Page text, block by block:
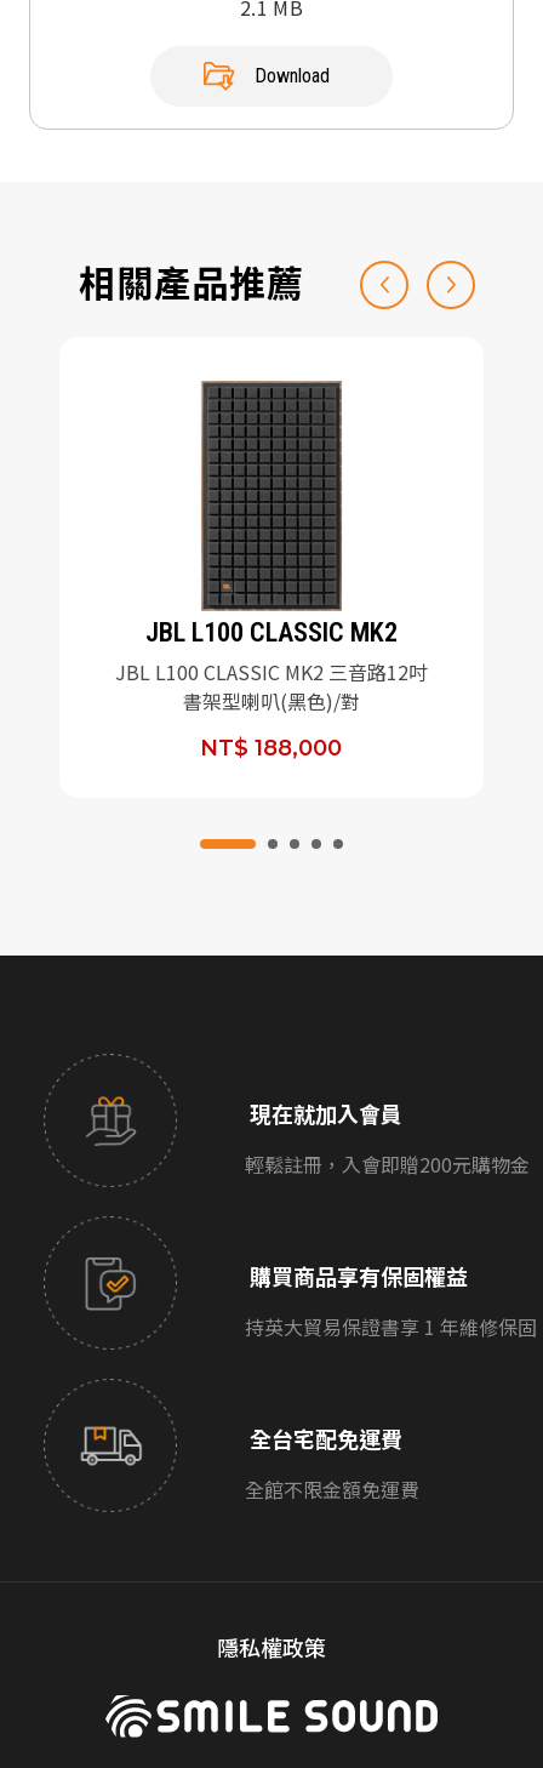
2.1 MB
Download
相關產品推薦
JBL L100 CLASSIC MK2
JBL L100 CLASSIC MK2 三音路12吋
書架型喇叭(黑色)/對
NT$ 188,000
現在就加入會員
輕鬆註冊，入會即贈200元購物金
購買商品享有保固權益
持英大貿易保證書享 1 年維修保固
全台宅配免運費
全館不限金額免運費
隱私權政策